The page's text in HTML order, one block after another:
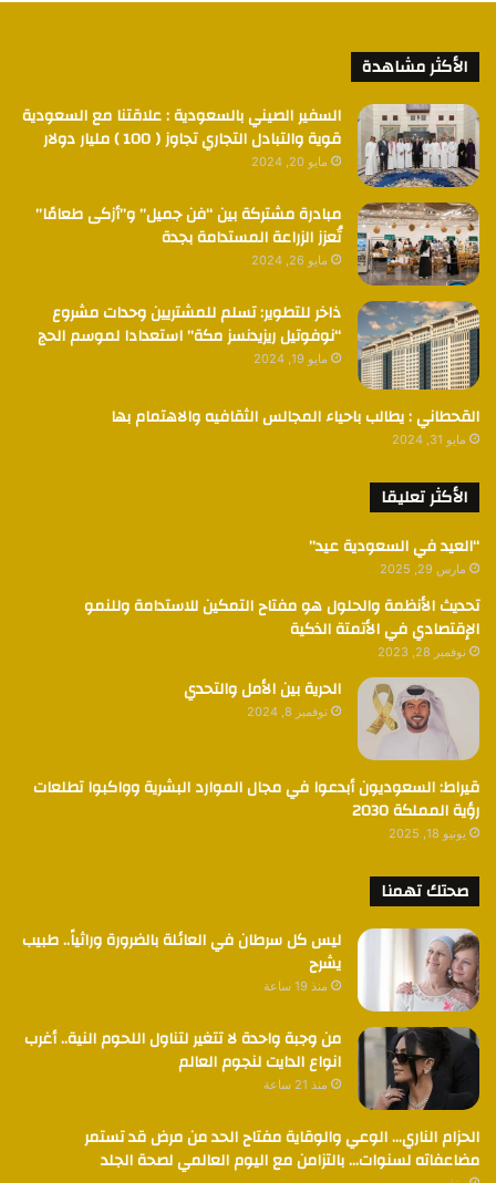
الأكثر مشاهدة
السفير الصيني بالسعودية : علاقتنا مع السعودية
قوية والتبادل التجاري تجاوز ( 100 ) مليار دولار
مايو 20, 2024
مبادرة مشتركة بين “فن جميل” و”أزكى طعامًا”
تُعزز الزراعة المستدامة بجدة
مايو 26, 2024
ذاخر للتطوير: تسلم للمشتريين وحدات مشروع
“نوفوتيل ريزيدنسز مكة” استعدادا لموسم الحج
مايو 19, 2024
القحطاني : يطالب باحياء المجالس الثقافيه والاهتمام بها
مايو 31, 2024
الأكثر تعليقا
“العيد في السعودية عيد”
مارس 29, 2025
تحديث الأنظمة والحلول هو مفتاح التمكين للاستدامة وللنمو
الإقتصادي في الأتمتة الذكية
نوفمبر 28, 2023
الحرية بين الأمل والتحدي
نوفمبر 8, 2024
قيراط: السعوديون أبدعوا في مجال الموارد البشرية وواكبوا تطلعات
رؤية المملكة 2030
يونيو 18, 2025
صحتك تهمنا
ليس كل سرطان في العائلة بالضرورة وراثياً.. طبيب
يشرح
منذ 19 ساعة
من وجبة واحدة لا تتغير لتناول اللحوم النية.. أغرب
انواع الدايت لنجوم العالم
منذ 21 ساعة
الحزام الناري… الوعي والوقاية مفتاح الحد من مرض قد تستمر
مضاعفاته لسنوات… بالتزامن مع اليوم العالمي لصحة الجلد